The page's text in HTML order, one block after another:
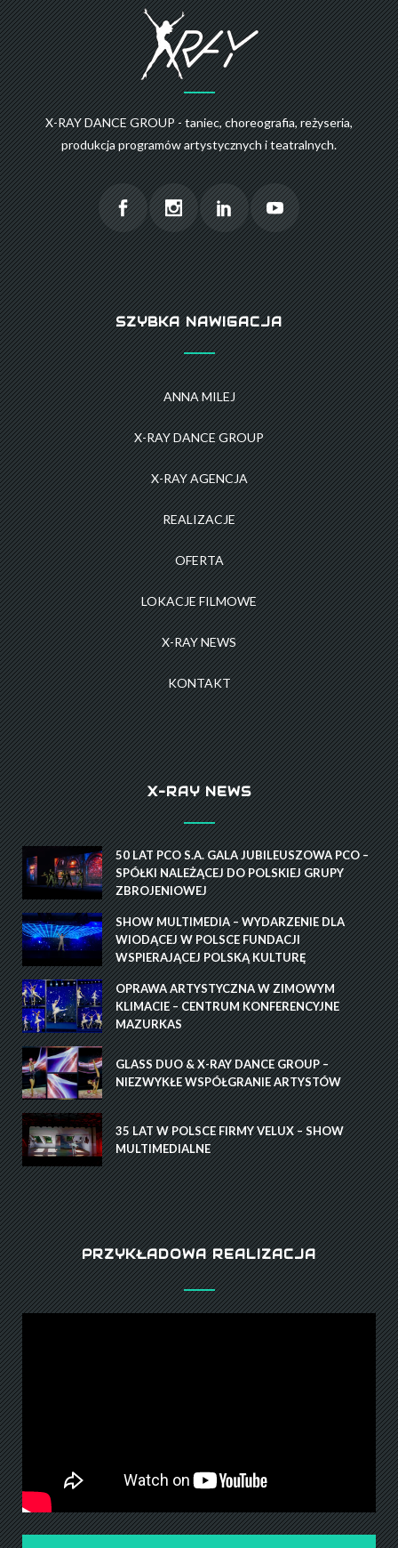
X-RAY DANCE GROUP - taniec, choreografia, reżyseria,
produkcja programów artystycznych i teatralnych.
SZYBKA NAWIGACJA
ANNA MILEJ
X-RAY DANCE GROUP
X-RAY AGENCJA
REALIZACJE
OFERTA
LOKACJE FILMOWE
X-RAY NEWS
KONTAKT
X-RAY NEWS
50 LAT PCO S.A. GALA JUBILEUSZOWA PCO –
SPÓŁKI NALEŻĄCEJ DO POLSKIEJ GRUPY
ZBROJENIOWEJ
SHOW MULTIMEDIA – WYDARZENIE DLA
WIODĄCEJ W POLSCE FUNDACJI
WSPIERAJĄCEJ POLSKĄ KULTURĘ
OPRAWA ARTYSTYCZNA W ZIMOWYM
KLIMACIE – CENTRUM KONFERENCYJNE
MAZURKAS
GLASS DUO & X-RAY DANCE GROUP –
NIEZWYKŁE WSPÓŁGRANIE ARTYSTÓW
35 LAT W POLSCE FIRMY VELUX – SHOW
MULTIMEDIALNE
PRZYKŁADOWA REALIZACJA